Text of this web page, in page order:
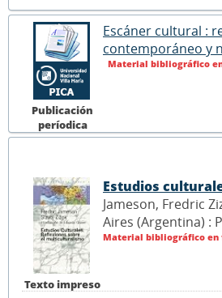
Publicación
períodica
Escáner cultural :
contemporáneo y
Material bibliográfico
Texto impreso
Estudios
Jameson, Fredric
Aires (Argentina) :
Material bibliográfico en